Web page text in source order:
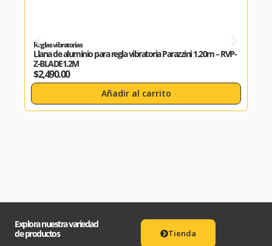
Reglas vibratorias
Llana de aluminio para regla vibratoria Parazzini 1.20m – RVP-
Z-BLADE1.2M
$2,490.00
Añadir al carrito
Explora nuestra variedad
de productos
Tienda